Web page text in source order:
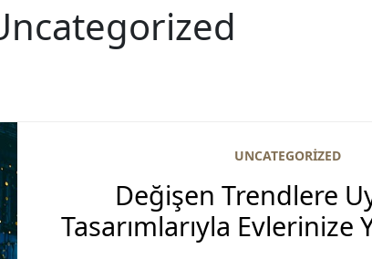
UNCATEGORIZED
Değişen Trendlere
Tasarımlarıyla Evlerinize